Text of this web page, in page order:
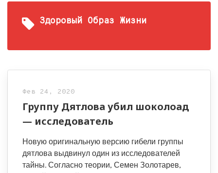
Здоровый Образ Жизни
Фев 24, 2020
Группу Дятлова убил шоколоад
— исследователь
Новую оригинальную версию гибели группы
дятлова выдвинул один из исследователей
тайны. Согласно теории, Семен Золотарев,